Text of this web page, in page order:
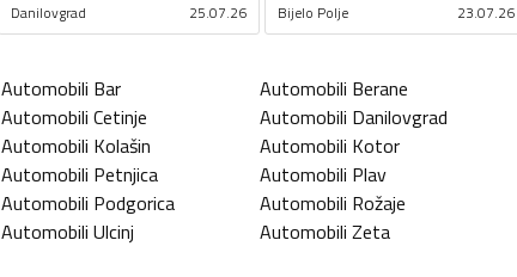
Danilovgrad 25.07.26 Bijelo Polje 23.07.26
Automobili Bar Automobili Berane
Automobili Cetinje Automobili Danilovgrad
Automobili Kolašin Automobili Kotor
Automobili Petnjica Automobili Plav
Automobili Podgorica Automobili Rožaje
Automobili Ulcinj Automobili Zeta